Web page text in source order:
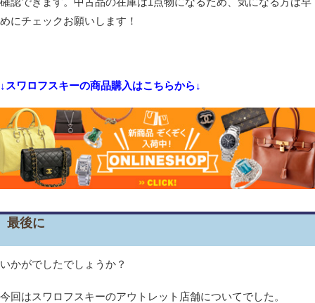
めにチェックお願いします！
↓スワロフスキーの商品購入はこちらから↓
最後に
いかがでしたでしょうか？
今回はスワロフスキーのアウトレット店舗についてでした。